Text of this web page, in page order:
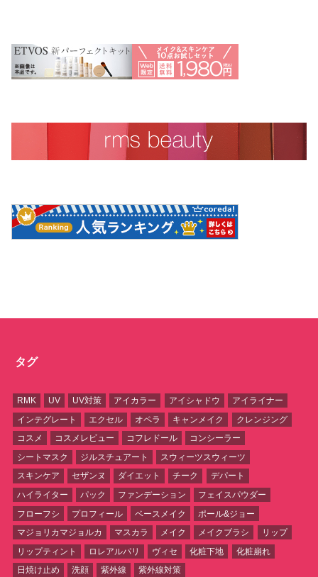
タグ
RMK UV UV対策 アイカラー アイシャドウ
アイライナー
インテグレート
エクセル オペラ キャンメイク
クレンジング
コスメ
コスメレビュー コフレドール
コンシーラー
シートマスク
ジルスチュアート
スウィーツスウィーツ
スキンケア
セザンヌ ダイエット チーク
デパート
ハイライター
パック ファンデーション
フェイスパウダー
フローフシ
プロフィール ベースメイク
ポール&ジョー
マジョリカマジョルカ
マスカラ メイク メイクブラシ
リップ
リップティント
ロレアルパリ ヴィセ 化粧下地
化粧崩れ
日焼け止め
洗顔 紫外線 紫外線対策